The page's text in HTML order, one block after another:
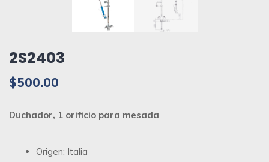
2S2403
$500.00
Duchador, 1 orificio para mesada
Origen: Italia